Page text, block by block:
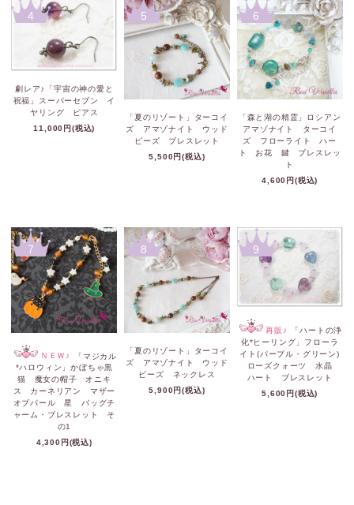
4
劇レア♪「宇宙の神の愛と
祝福」スーパーセブン イ
ヤリング ピアス
11,000円(税込)
5
「夏のリゾート」ターコイ
ズ アマゾナイト ウッド
ビーズ ブレスレット
5,500円(税込)
6
「森と湖の精霊」ロシアン
アマゾナイト ターコイ
ズ フローライト ハー
ト お花 鍵 ブレスレッ
ト
4,600円(税込)
7
ＮＥＷ♪
「マジカル
*ハロウィン」かぼちゃ黒
猫 魔女の帽子 オニキ
ス カーネリアン マザー
オブパール 星 バッグチ
ャーム・ブレスレット そ
の1
4,300円(税込)
8
「夏のリゾート」ターコイ
ズ アマゾナイト ウッド
ビーズ ネックレス
5,900円(税込)
9
再販♪
「ハートの浄
化*ヒーリング」フローラ
イト(パープル・グリーン)
ローズクォーツ 水晶
ハート ブレスレット
5,600円(税込)